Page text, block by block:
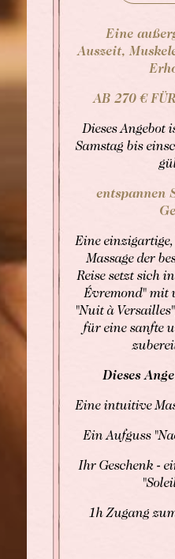
Buchen
Buchen Zimmer
Buchen Gourmet-
Buchen Bistro-
Für Daten
wenden Sie sich
Tel: +33 2
Fax: +33 1
Eine
Auszeit,
AB 270 €
Dieses Angebot
Samstag bis
entspannen
Eine
Massage der
Reise setzt sich
Évremond" mit
"Nuit à
für eine sanfte
Dieses
Eine intuitive
Ein Aufguss
Ihr Geschenk -
1h Zugang zum